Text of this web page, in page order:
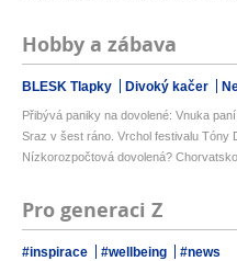
Hobby a zábava
BLESK Tlapky Divoký kačer
Přibývá paniky na dovolené: Vnuka
Sraz v šest ráno. Vrchol festivalu Tóny
Nízkorozpočtová dovolená?
Pro generaci Z
#inspirace #wellbeing #news